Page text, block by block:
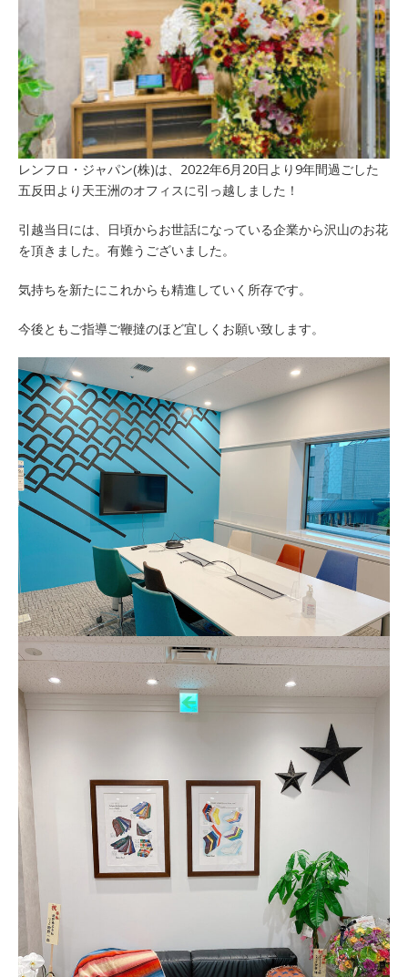
レンフロ・ジャパン(株)は、2022年6月20日より9年間過ごした
五反田より天王洲のオフィスに引っ越しました！
引越当日には、日頃からお世話になっている企業から沢山のお花
を頂きました。有難うございました。
気持ちを新たにこれからも精進していく所存です。
今後ともご指導ご鞭撻のほど宜しくお願い致します。